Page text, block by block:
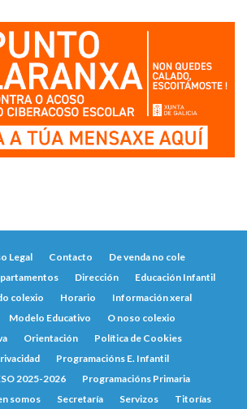
Legal Contacto
De venda no cole
Dirección
Educación Infantil
colexio Horario
Información xeral
Modelo Educativo
O noso colexio
Orientación
Política de Cookies
Programacións E. Infantil
2025-2026
Programacións Primaria
somos Secretaría Servizos Titorías